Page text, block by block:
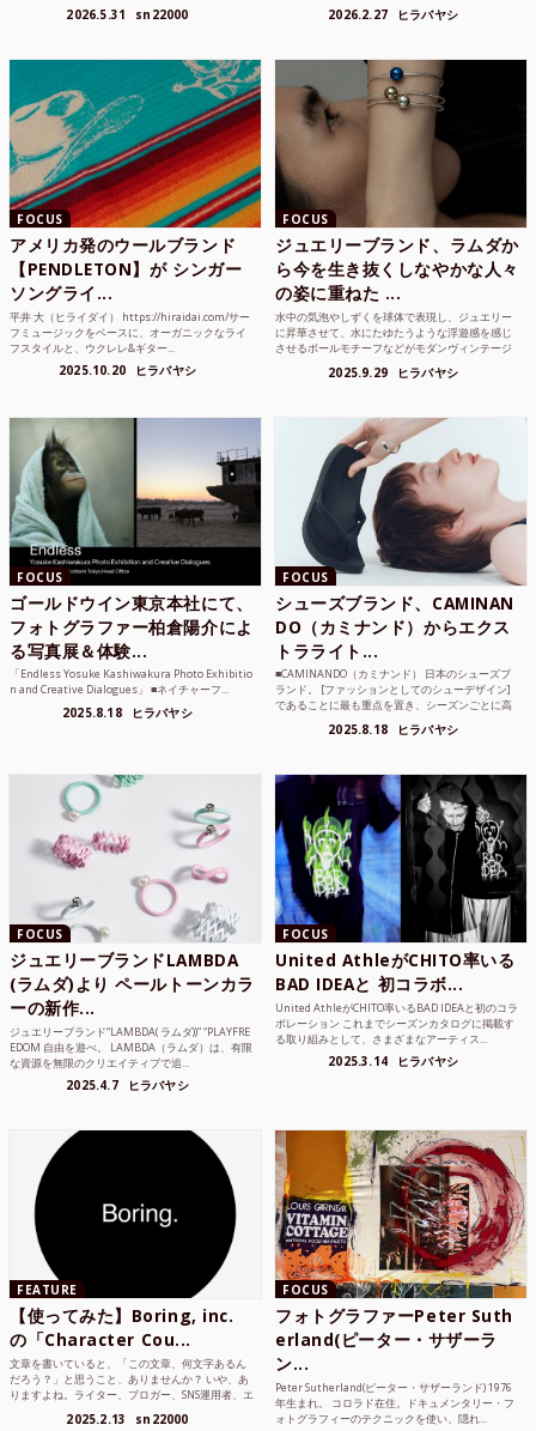
2026.5.31 sn22000 2026.2.27 ヒラバヤシ
FOCUS
アメリカ発のウールブランド
【PENDLETON】が シンガー
ソングライ...
平井 大（ヒライダイ） https://hiraidai.com/サー
フミュージックをベースに、オーガニックなライ
フスタイルと、ウクレレ&ギター...
2025.10.20 ヒラバヤシ
FOCUS
ジュエリーブランド、ラムダか
ら今を生き抜くしなやかな人々
の姿に重ねた ...
水中の気泡やしずくを球体で表現し、ジュエリー
に昇華させて、水にたゆたうような浮遊感を感じ
させるボールモチーフなどがモダンヴィンテージ
2025.9.29 ヒラバヤシ
FOCUS
ゴールドウイン東京本社にて、
フォトグラファー柏倉陽介によ
る写真展＆体験...
「Endless Yosuke Kashiwakura Photo Exhibitio
n and Creative Dialogues」 ■ネイチャーフ...
2025.8.18 ヒラバヤシ
FOCUS
シューズブランド、CAMINAN
DO（カミナンド）からエクス
トラライト...
■CAMINANDO（カミナンド） 日本のシューズブ
ランド。 [ファッションとしてのシューデザイン]
であることに最も重点を置き、シーズンごとに高
2025.8.18 ヒラバヤシ
FOCUS
ジュエリーブランドLAMBDA
(ラムダ)より ペールトーンカラ
ーの新作...
ジュエリーブランド“LAMBDA( ラムダ))” “PLAYFRE
EDOM 自由を遊べ。 LAMBDA（ラムダ）は、有限
な資源を無限のクリエイティブで追...
2025.4.7 ヒラバヤシ
FOCUS
United AthleがCHITO率いる
BAD IDEAと 初コラボ...
United AthleがCHITO率いるBAD IDEAと初のコラ
ボレーション これまでシーズンカタログに掲載す
る取り組みとして、さまざまなアーティス...
2025.3.14 ヒラバヤシ
FEATURE
【使ってみた】Boring, inc.
の「Character Cou...
文章を書いていると、「この文章、何文字あるん
だろう？」と思うこと、ありませんか？ いや、あ
りますよね。ライター、ブロガー、SNS運用者、エ
2025.2.13 sn22000
FOCUS
フォトグラファーPeter Suth
erland(ピーター・サザーラ
ン...
Peter Sutherland(ピーター・サザーランド) 1976
年生まれ。 コロラド在住。ドキュメンタリー・フ
ォトグラフィーのテクニックを使い、隠れ...